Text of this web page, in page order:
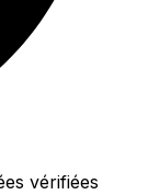
vérifiées